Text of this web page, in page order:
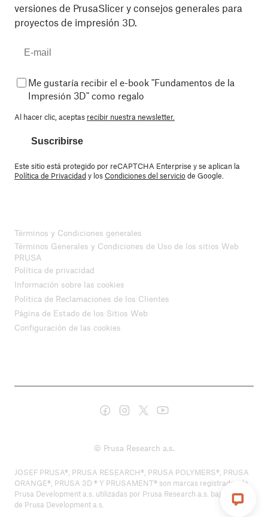
versiones de PrusaSlicer y consejos generales para
proyectos de impresión 3D.
Me gustaría recibir el e-book "Fundamentos de la
Impresión 3D" como regalo
Al hacer clic, aceptas recibir nuestra newsletter.
Suscribirse
Este sitio está protegido por reCAPTCHA Enterprise y se aplican la
Política de Privacidady losCondiciones del serviciode Google.
Términos y Condiciones generales
Términos Generales y Condiciones de Uso de los sitios Web
PRUSA
Política de privacidad
Información sobre las cookies
Política de Reclamaciones de los Clientes
Página de Estado de los Sitios Web
Configuración de las cookies
© Prusa Research a.s.
JOSEF PRUSA®, PRUSA RESEARCH®, PRUSA POLYMERS®, PRUSA
ORANGE®, PRUSA 3D ® Y PRUSAMENT® son marcas registradas de
Prusa Development a.s. utilizadas por Prusa Research a.s. bajo licencia
de Prusa Development a.s.